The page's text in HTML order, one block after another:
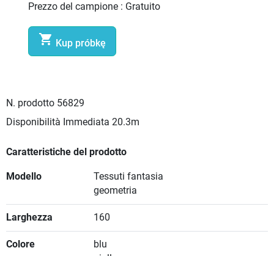
Prezzo del campione : Gratuito
 Kup próbkę
N. prodotto 56829
Disponibilità Immediata 20.3m
Caratteristiche del prodotto
Modello
Tessuti fantasia
geometria
Larghezza 160
Colore
blu